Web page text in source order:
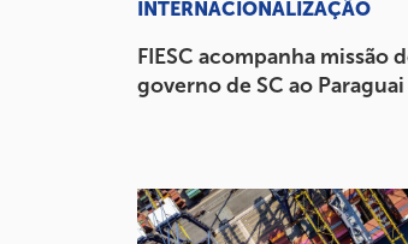
INTERNACIONALIZAÇÃO
FIESC acompanha missão
governo de SC ao Paraguai